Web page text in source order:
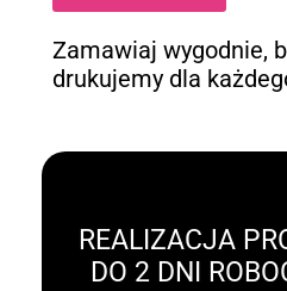
Zamawiaj wygodnie,
drukujemy dla
REALIZACJA
DO 2 DNI